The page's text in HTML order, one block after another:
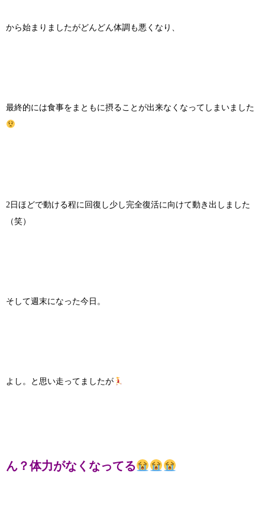
から始まりましたがどんどん体調も悪くなり、
最終的には食事をまともに摂ることが出来なくなってしまいました
2日ほどで動ける程に回復し少し完全復活に向けて動き出しました
（笑）
そして週末になった今日。
よし。と思い走ってましたが
ん？体力がなくなってる